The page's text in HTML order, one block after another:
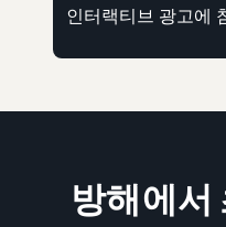
인터랙티브 광고에
방해에서